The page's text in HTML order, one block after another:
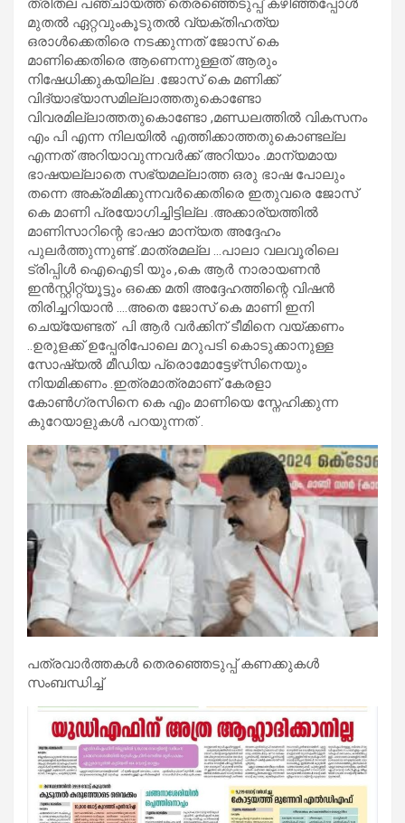
ത്രിതല പഞ്ചായത്ത് തെരഞ്ഞെടുപ്പ് കഴിഞ്ഞപ്പോൾ
മുതൽ ഏറ്റവുംകൂടുതൽ വ്യക്തിഹത്യ
ഒരാൾക്കെതിരെ നടക്കുന്നത് ജോസ് കെ
മാണിക്കെതിരെ ആണെന്നുള്ളത് ആരും
നിഷേധിക്കുകയില്ല .ജോസ് കെ മണിക്ക്
വിദ്യാഭ്യാസമില്ലാത്തതുകൊണ്ടോ
വിവരമില്ലാത്തതുകൊണ്ടോ ,മണ്ഡലത്തിൽ വികസനം
എം പി എന്ന നിലയിൽ എത്തിക്കാത്തതുകൊണ്ടല്ല
എന്നത് അറിയാവുന്നവർക്ക് അറിയാം .മാന്യമായ
ഭാഷയല്ലാതെ സഭ്യമല്ലാത്ത ഒരു ഭാഷ പോലും
തന്നെ അക്രമിക്കുന്നവർക്കെതിരെ ഇതുവരെ ജോസ്
കെ മാണി പ്രയോഗിച്ചിട്ടില്ല .അക്കാര്യത്തിൽ
മാണിസാറിന്റെ ഭാഷാ മാന്യത അദ്ദേഹം
പുലർത്തുന്നുണ്ട് .മാത്രമല്ല …പാലാ വലവൂരിലെ
ട്രിപ്പിൾ ഐഐടി യും ,കെ ആർ നാരായണൻ
ഇൻസ്റ്റിറ്റ്യൂട്ടും ഒക്കെ മതി അദ്ദേഹത്തിന്റെ വിഷൻ
തിരിച്ചറിയാൻ ….അതെ ജോസ് കെ മാണി ഇനി
ചെയ്യേണ്ടത് പി ആർ വർക്കിന്‌ ടീമിനെ വയ്ക്കണം
..ഉരുളക്ക് ഉപ്പേരിപോലെ മറുപടി കൊടുക്കാനുള്ള
സോഷ്യൽ മീഡിയ പ്രൊമോട്ടേഴ്‌സിനെയും
നിയമിക്കണം .ഇത്രമാത്രമാണ് കേരളാ
കോൺഗ്രസിനെ കെ എം മാണിയെ സ്നേഹിക്കുന്ന
കുറേയാളുകൾ പറയുന്നത് .
പത്രവാർത്തകൾ തെരഞ്ഞെടുപ്പ് കണക്കുകൾ
സംബന്ധിച്ച്